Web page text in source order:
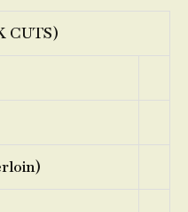
CUTS)